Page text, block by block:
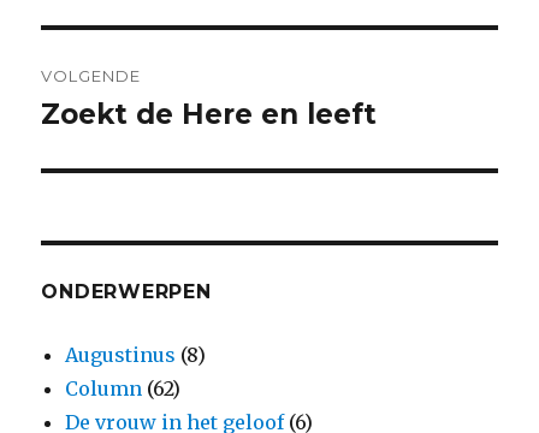
VOLGENDE
Volgend
Zoekt de Here en leeft
ONDERWERPEN
Augustinus (8)
Column (62)
De vrouw in het geloof(6)